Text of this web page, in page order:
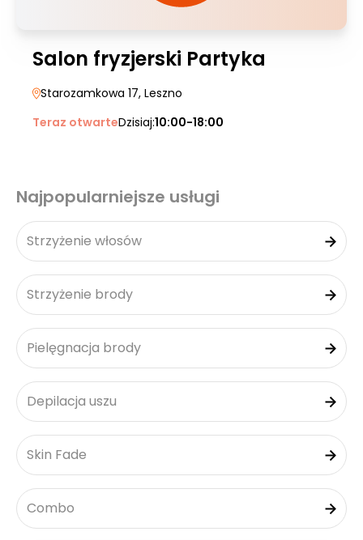
Salon fryzjerski Partyka
Starozamkowa 17, Leszno
Teraz otwarteDzisiaj:10:00-18:00
Najpopularniejsze usługi
Strzyżenie włosów
Strzyżenie brody
Pielęgnacja brody
Depilacja uszu
Skin Fade
Combo